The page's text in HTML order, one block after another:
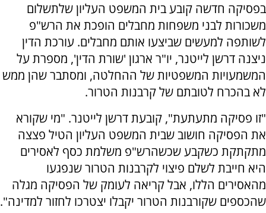
בפסיקה חדשה קובע בית המשפט העליון שלתשלום
משכורות לבני משפחות מחבלים הופכת את הרש"פ
לשותפה למעשים שביצעו אותם מחבלים. עורכת הדין
ניצנה דרשן לייטנר, יו"ר ארגון 'שורת הדין', מספרת על
המשמעויות המשפטיות של ההחלטה, ומסתבר שהן ממש
לא בהכרח לטובתם של קרבנות הטרור.
"זו פסיקה מתעתעת", קובעת דרשן לייטנר. "מי שקורא
את הפסיקה חושוב שבית המשפט העליון הטיל פצצה
מתקתקת כשקבע שכשהרש"פ משלמת כסף לאסירים
היא חייבת לשלם פיצוי לקרבנות הטרור שנפגעו
מהאסירים הללו, אבל קריאה לעומק של הפסיקה מגלה
שהכספים שקורבנות הטרור יקבלו יצטרכו לחזור למדינה".